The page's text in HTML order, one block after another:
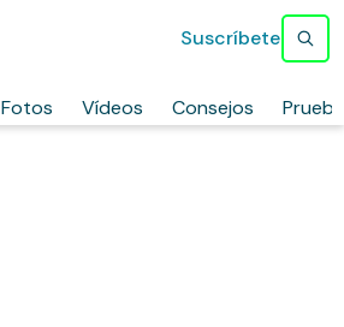
Fotos Vídeos Consejos
Suscríbete